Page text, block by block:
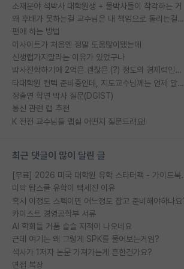
소재분야 석박사 대학원생 + 물박사들이 착각하는 거
왜 후배가 못하는걸 교수님은 내 책임으로 돌리는걸까요?
편애 하는 방법
이사이트가 처음엔 정말 도움많이됐는데
신생랩가지말라는 이유가 있었구나
박사진학하기에 2억은 괜찮은 (?) 정도의 경제력인가요
타대학원 컨텍 준비중인데, 지도교수님께는 언제 말씀드려야 할까요?
정출연 학연 박사 질문(DGIST)
통신 관련 랩 추천
K 전전 교수님들 랩실 어떤지 질문드려요!
최근 댓글이 많이 달린 글
[무료] 2026 미국
미박 탑스쿨 유학이 빡세진 이유
혹시 이정도 스펙이면 어느정도 잡고 준비해야하나요
카이스트 경영공학부 서류
AI 학회들 거품 슬슬 지적이 나오네요
근데 여기는 왜 그렇게 SPK를 물어보는거임?
석사가 1저자 논문 가져가는게 흔한건가요?
면접 복장